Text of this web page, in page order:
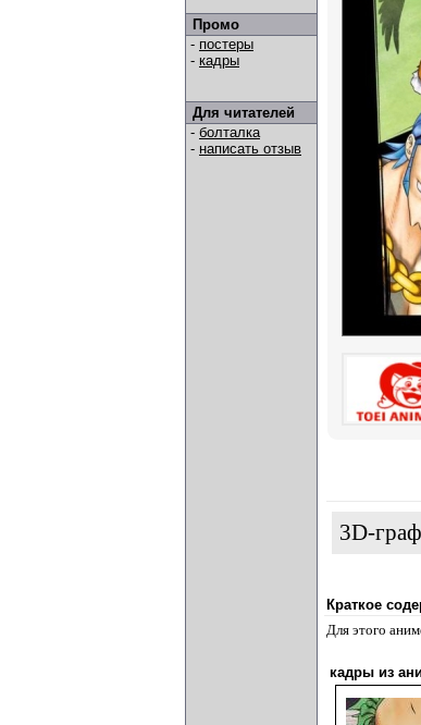
Промо
- постеры
- кадры
Для читателей
- болталка
- написать отзыв
3D-
Краткое
Для этого
кадры из